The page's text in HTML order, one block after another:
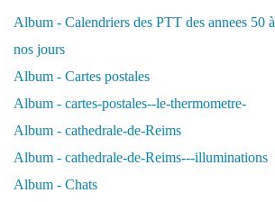
Album - Calendriers des PTT des annees 50 à
nos jours
Album - Cartes postales
Album - cartes-postales--le-thermometre-
Album - cathedrale-de-Reims
Album - cathedrale-de-Reims---illuminations
Album - Chats